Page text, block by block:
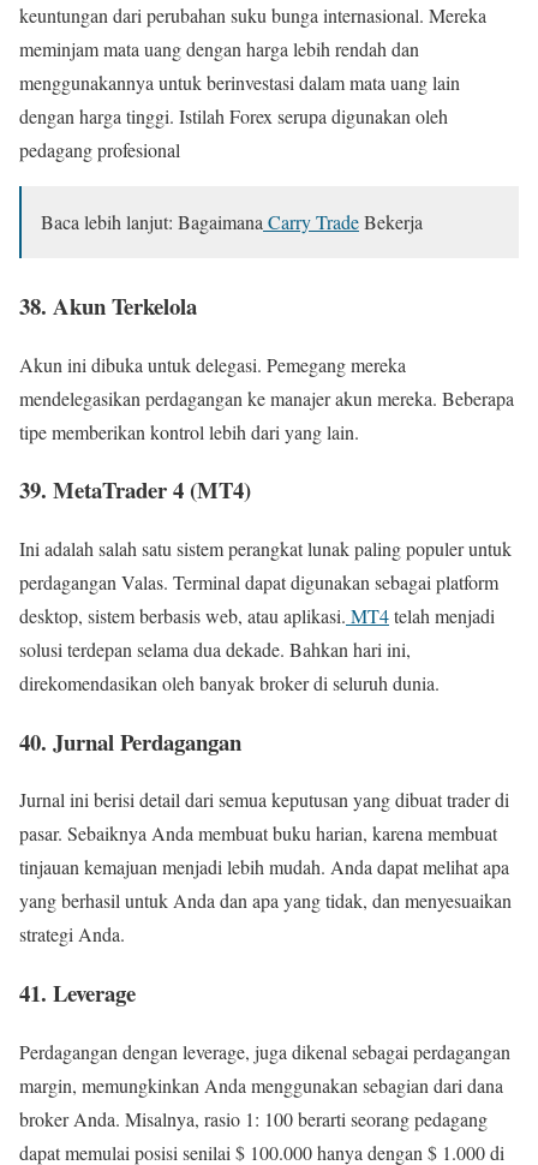
keuntungan dari perubahan suku bunga internasional. Mereka
meminjam mata uang dengan harga lebih rendah dan
menggunakannya untuk berinvestasi dalam mata uang lain
dengan harga tinggi. Istilah Forex serupa digunakan oleh
pedagang profesional
Baca lebih lanjut: Bagaimana Carry TradeBekerja
38. Akun Terkelola
Akun ini dibuka untuk delegasi. Pemegang mereka
mendelegasikan perdagangan ke manajer akun mereka. Beberapa
tipe memberikan kontrol lebih dari yang lain.
39. MetaTrader 4 (MT4)
Ini adalah salah satu sistem perangkat lunak paling populer untuk
perdagangan Valas. Terminal dapat digunakan sebagai platform
desktop, sistem berbasis web, atau aplikasi. MT4telah menjadi
solusi terdepan selama dua dekade. Bahkan hari ini,
direkomendasikan oleh banyak broker di seluruh dunia.
40. Jurnal Perdagangan
Jurnal ini berisi detail dari semua keputusan yang dibuat trader di
pasar. Sebaiknya Anda membuat buku harian, karena membuat
tinjauan kemajuan menjadi lebih mudah. Anda dapat melihat apa
yang berhasil untuk Anda dan apa yang tidak, dan menyesuaikan
strategi Anda.
41. Leverage
Perdagangan dengan leverage, juga dikenal sebagai perdagangan
margin, memungkinkan Anda menggunakan sebagian dari dana
broker Anda. Misalnya, rasio 1: 100 berarti seorang pedagang
dapat memulai posisi senilai $ 100.000 hanya dengan $ 1.000 di